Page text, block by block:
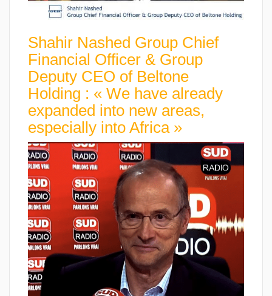
Shahir Nashed Group Chief
Financial Officer & Group
Deputy CEO of Beltone
Holding : « We have already
expanded into new areas,
especially into Africa »